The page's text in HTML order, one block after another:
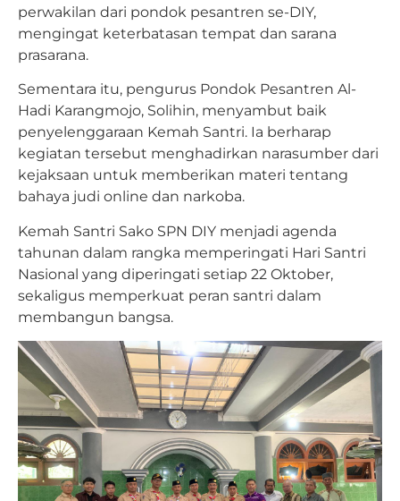
perwakilan dari pondok pesantren se-DIY,
mengingat keterbatasan tempat dan sarana
prasarana.
Sementara itu, pengurus Pondok Pesantren Al-
Hadi Karangmojo, Solihin, menyambut baik
penyelenggaraan Kemah Santri. Ia berharap
kegiatan tersebut menghadirkan narasumber dari
kejaksaan untuk memberikan materi tentang
bahaya judi online dan narkoba.
Kemah Santri Sako SPN DIY menjadi agenda
tahunan dalam rangka memperingati Hari Santri
Nasional yang diperingati setiap 22 Oktober,
sekaligus memperkuat peran santri dalam
membangun bangsa.